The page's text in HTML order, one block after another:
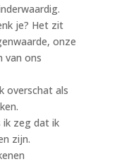
je? Het zit
onze
van ons
overschat als
ik zeg dat ik
zijn.